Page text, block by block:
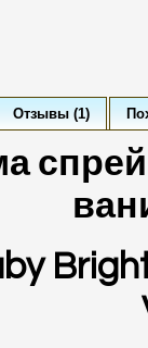
Отзывы (1)